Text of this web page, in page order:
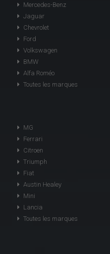
Mercedes-Benz
Jaguar
Chevrolet
Ford
Volkswagen
BMW
Alfa Roméo
Toutes les marques
MG
Ferrari
Citroen
Triumph
Fiat
Austin Healey
Mini
Lancia
Toutes les marques